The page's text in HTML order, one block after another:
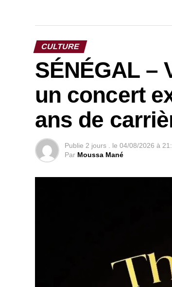
CULTURE
SÉNÉGAL –
un concert
ans de
Publie 2 jours . le 04/08/2026 à
Par Moussa Mané